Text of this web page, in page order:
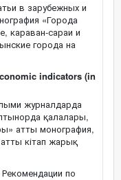
в зарубежных и
«Города
караван-сараи и
города на
indicators (in
журналдарда
қалалары,
атты монография,
кітап жарық
Рекомендации по